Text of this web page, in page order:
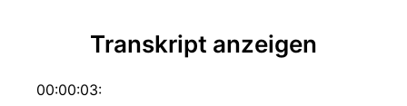
Transkript anzeigen
00:00:03: